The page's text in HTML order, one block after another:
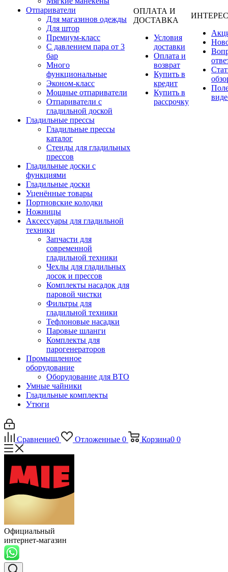
Отпариватели
Для магазинов одежды
Для штор
Премиум-класс
С давлением пара от 3
бар
Много
функциональные
Эконом-класс
Мощные отпариватели
Отпариватели с
гладильной доской
Гладильные прессы
Гладильные прессы
каталог
Стенды для гладильных
прессов
Гладильные доски с
функциями
Гладильные доски
Уценённые товары
Портновские колодки
Ножницы
Аксессуары для гладильной
техники
Запчасти для
современной
гладильной техники
Чехлы для гладильных
досок и прессов
Комплекты насадок для
паровой чистки
Фильтры для
гладильной техники
Тефлоновые насадки
Паровые шланги
Комплекты для
парогенераторов
Промышленное
оборудование
Оборудование для ВТО
Умные чайники
Гладильные комплекты
Утюги
ОПЛАТА И
ДОСТАВКА
Условия
доставки
Оплата и
возврат
Купить в
кредит
Купить в
рассрочку
Сравнение0 Отложенные 0 Корзина0 0
Официальный
интернет-магазин